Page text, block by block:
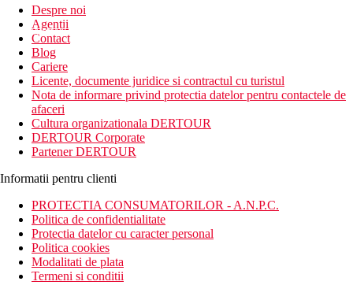
newsletter!
Despre noi
Agentii
Contact
Blog
Cariere
Licente, documente juridice si contractul cu turistul
Nota de informare privind protectia datelor pentru contactele de
afaceri
Cultura organizationala DERTOUR
DERTOUR Corporate
Partener DERTOUR
Informatii pentru clienti
PROTECTIA CONSUMATORILOR - A.N.P.C.
Politica de confidentialitate
Protectia datelor cu caracter personal
Politica cookies
Modalitati de plata
Termeni si conditii